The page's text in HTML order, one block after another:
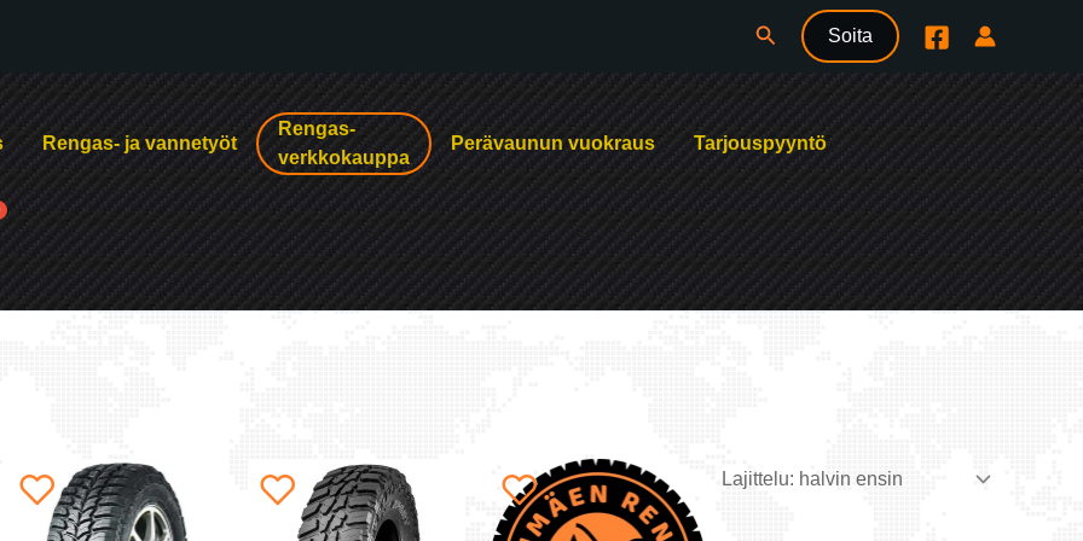
Hae Soita
Rengas- ja vannetyöt
Rengas-
verkkokauppa
Perävaunun vuokraus Tarjouspyyntö